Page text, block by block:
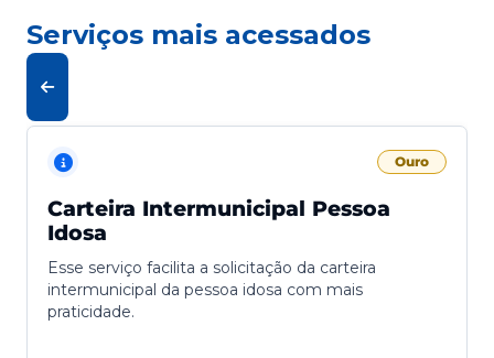
Serviços mais acessados
Ouro
Carteira Intermunicipal Pessoa
Idosa
Esse serviço facilita a solicitação da carteira
intermunicipal da pessoa idosa com mais
praticidade.